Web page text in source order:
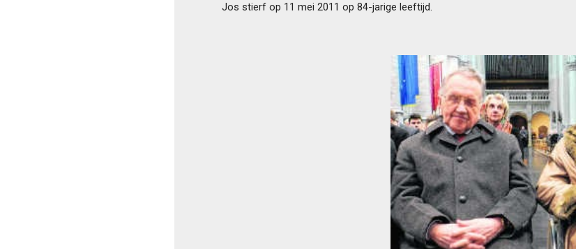
Jos stierf op 11 mei 2011 op 84-jarige leeftijd.